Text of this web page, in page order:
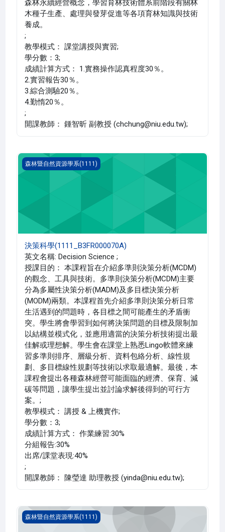
森林永續經營概念，學習育林技術體系前階段有關林
木種子生產、處理與發芽促進等各項育林知識與技術
養成。
;
教學模式： 課堂講授與實習;
學分數：3;
成績計算方式： 1.實務操作認真程度30％。
2.實習報告30％。
3.綜合測驗20％。
4.勤惰20％。
;
開課教師： 鍾智昕 副教授 (chchung@niu.edu.tw);
決策科學(1111_B3FR000070A)
森林暨自然資源學系(1111)
決策科學(1111_B3FR000070A)
英文名稱: Decision Science ;
授課目的： 本課程旨在介紹多準則決策分析(MCDM)
的觀念、工具與技術。多準則決策分析(MCDM)主要
分為多屬性決策分析(MADM)及多目標決策分析
(MODM)兩類。本課程首先介紹多準則決策分析日常
生活遇到的問題時，各目標之間可能產生的矛盾衝
突。學生將會學習到如何將決策問題的目標及限制加
以結構並模式化，並應用適當的決策分析技術提出最
佳解或理想解。學生會在課堂上熟悉Lingo軟體來練
習多準則排序、層級分析、資料包絡分析、線性規
劃、多目標線性規劃等技術以求取最適解。最後，本
課程會提出各種森林經營可能面臨的經濟、保育、減
碳等問題，讓學生提出並討論求解後得到的可行方
案。;
教學模式： 講授 & 上機實作;
學分數：3;
成績計算方式： 作業練習:30%
分組報告:30%
出席/課堂表現:40%
;
開課教師： 陳瑩達 助理教授 (yinda@niu.edu.tw);
地理資訊系統(1111_B3FR000058A)
森林暨自然資源學系(1111)